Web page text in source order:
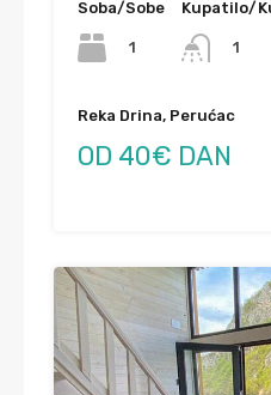
Soba/Sobe
1
Kupatilo/
1
Reka Drina, Perućac
OD 40€ DAN